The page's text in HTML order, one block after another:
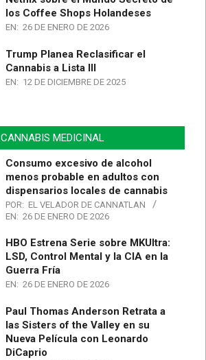
los Coffee Shops Holandeses
EN: 26 DE ENERO DE 2026
Trump Planea Reclasificar el
Cannabis a Lista III
EN: 12 DE DICIEMBRE DE 2025
CANNABIS MEDICINAL
Consumo excesivo de alcohol
menos probable en adultos con
dispensarios locales de cannabis
POR: EL VELADOR DE CANNATLAN
EN: 26 DE ENERO DE 2026
HBO Estrena Serie sobre MKUltra:
LSD, Control Mental y la CIA en la
Guerra Fría
EN: 26 DE ENERO DE 2026
Paul Thomas Anderson Retrata a
las Sisters of the Valley en su
Nueva Película con Leonardo
DiCaprio